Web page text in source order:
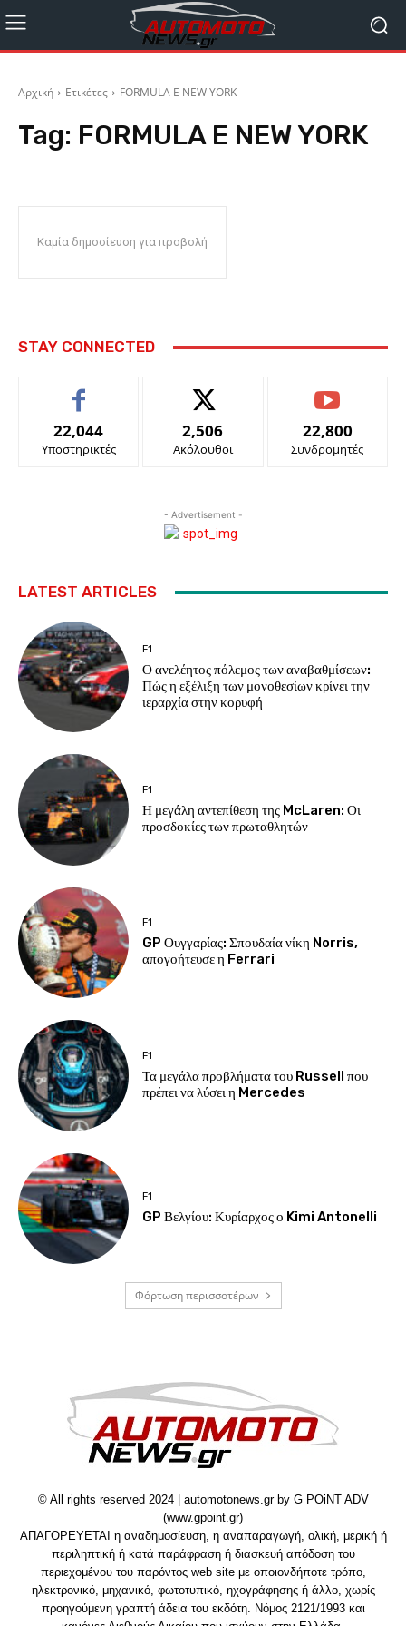
Αρχική Ετικέτες FORMULA E NEW YORK
Tag: FORMULA E NEW YORK
Καμία δημοσίευση για προβολή
STAY CONNECTED
22,044
Υποστηρικτές
2,506
Ακόλουθοι
22,800
Συνδρομητές
- Advertisement -
LATEST ARTICLES
F1
Ο ανελέητος πόλεμος των αναβαθμίσεων:
Πώς η εξέλιξη των μονοθεσίων κρίνει την
ιεραρχία στην κορυφή
F1
Η μεγάλη αντεπίθεση της McLaren: Οι
προσδοκίες των πρωταθλητών
F1
GP Ουγγαρίας: Σπουδαία νίκη Norris,
απογοήτευσε η Ferrari
F1
Τα μεγάλα προβλήματα του Russell που
πρέπει να λύσει η Mercedes
F1
GP Βελγίου: Κυρίαρχος ο Kimi Antonelli
Φόρτωση περισσοτέρων
© All rights reserved 2024 | automotonews.gr by G POiNT ADV
(www.gpoint.gr)
ΑΠΑΓΟΡΕΥΕΤΑΙ η αναδημοσίευση, η αναπαραγωγή, ολική, μερική ή
περιληπτική ή κατά παράφραση ή διασκευή απόδοση του
περιεχομένου του παρόντος web site με οποιονδήποτε τρόπο,
ηλεκτρονικό, μηχανικό, φωτοτυπικό, ηχογράφησης ή άλλο, χωρίς
προηγούμενη γραπτή άδεια του εκδότη. Νόμος 2121/1993 και